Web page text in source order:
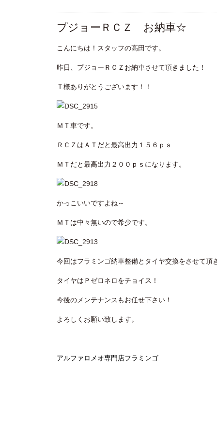
プジョーＲＣＺ お納車☆
こんにちは！スタッフの高田です。
昨日、プジョーＲＣＺお納車させて頂きました！
Ｔ様ありがとうございます！！
ＭＴ車です。
ＲＣＺはＡＴだと最高出力１５６ｐｓ
ＭＴだと最高出力２００ｐｓになります。
かっこいいですよね～
ＭＴは中々無いので希少です。
今回はフラミンゴ納車整備とタイヤ交換をさせて頂
タイヤはＰゼロネロをチョイス！
今後のメンテナンスもお任せ下さい！
よろしくお願い致します。
アルファロメオ専門店フラミンゴ